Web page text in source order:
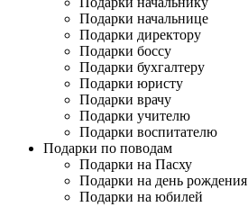
Подарки начальнице
Подарки директору
Подарки боссу
Подарки бухгалтеру
Подарки юристу
Подарки врачу
Подарки учителю
Подарки воспитателю
Подарки по поводам
Подарки на Пасху
Подарки на день рождения
Подарки на юбилей